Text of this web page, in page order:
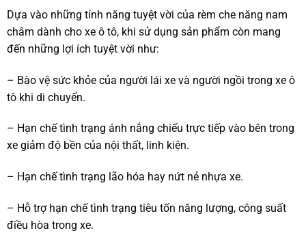
Dựa vào những tính năng tuyệt vời của rèm che năng nam
châm dành cho xe ô tô, khi sử dụng sản phẩm còn mang
đến những lợi ích tuyệt vời như:
– Bào vệ sức khỏe của người lái xe và người ngồi trong xe ô
tô khi di chuyển.
– Hạn chế tình trạng ánh nắng chiếu trực tiếp vào bên trong
xe giảm độ bền của nội thất, linh kiện.
– Hạn chế tình trạng lão hóa hay nứt nẻ nhựa xe.
– Hỗ trợ hạn chế tình trạng tiêu tốn năng lượng, công suất
điều hòa trong xe.